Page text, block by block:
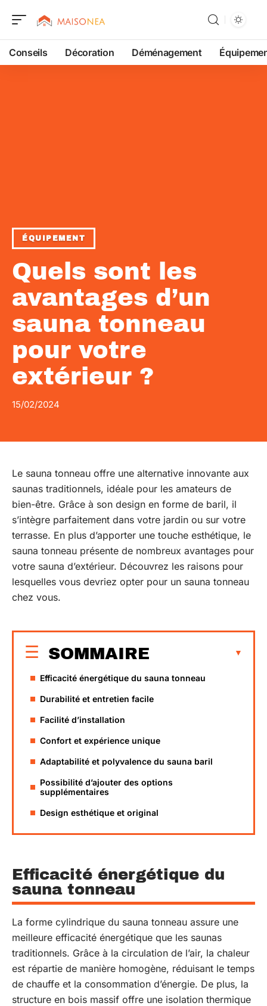
Conseils Décoration Déménagement
ÉQUIPEMENT
Quels sont les
avantages d’un
sauna tonneau
pour votre
extérieur ?
15/02/2024
Le sauna tonneau offre une alternative innovante aux
saunas traditionnels, idéale pour les amateurs de
bien-être. Grâce à son design en forme de baril, il
s’intègre parfaitement dans votre jardin ou sur votre
terrasse. En plus d’apporter une touche esthétique, le
sauna tonneau présente de nombreux avantages pour
votre sauna d’extérieur. Découvrez les raisons pour
lesquelles vous devriez opter pour un sauna tonneau
chez vous.
SOMMAIRE
Efficacité énergétique du sauna tonneau
Durabilité et entretien facile
Facilité d’installation
Confort et expérience unique
Adaptabilité et polyvalence du sauna baril
Possibilité d’ajouter des options
supplémentaires
Design esthétique et original
Efficacité énergétique du
sauna tonneau
La forme cylindrique du sauna tonneau assure une
meilleure efficacité énergétique que les saunas
traditionnels. Grâce à la circulation de l’air, la chaleur
est répartie de manière homogène, réduisant le temps
de chauffe et la consommation d’énergie. De plus, la
structure en bois massif offre une isolation thermique